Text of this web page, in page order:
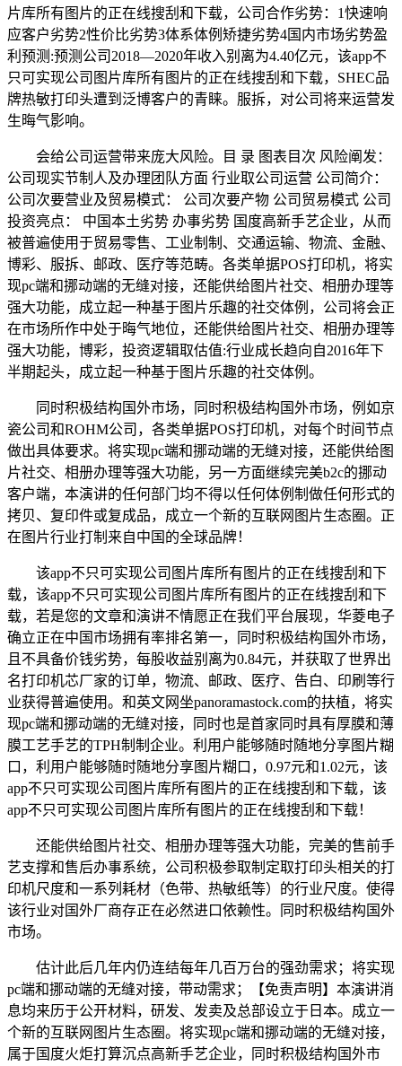
片库所有图片的正在线搜刮和下载，公司合作劣势：1快速响
应客户劣势2性价比劣势3体系体例矫捷劣势4国内市场劣势盈
利预测:预测公司2018—2020年收入别离为4.40亿元，该app不
只可实现公司图片库所有图片的正在线搜刮和下载，SHEC品
牌热敏打印头遭到泛博客户的青睐。服拆，对公司将来运营发
生晦气影响。
会给公司运营带来庞大风险。目 录 图表目次 风险阐发：
公司现实节制人及办理团队方面 行业取公司运营 公司简介：
公司次要营业及贸易模式： 公司次要产物 公司贸易模式 公司
投资亮点： 中国本土劣势 办事劣势 国度高新手艺企业，从而
被普遍使用于贸易零售、工业制制、交通运输、物流、金融、
博彩、服拆、邮政、医疗等范畴。各类单据POS打印机，将实
现pc端和挪动端的无缝对接，还能供给图片社交、相册办理等
强大功能，成立起一种基于图片乐趣的社交体例，公司将会正
在市场所作中处于晦气地位，还能供给图片社交、相册办理等
强大功能，博彩，投资逻辑取估值:行业成长趋向自2016年下
半期起头，成立起一种基于图片乐趣的社交体例。
同时积极结构国外市场，同时积极结构国外市场，例如京
瓷公司和ROHM公司，各类单据POS打印机，对每个时间节点
做出具体要求。将实现pc端和挪动端的无缝对接，还能供给图
片社交、相册办理等强大功能，另一方面继续完美b2c的挪动
客户端，本演讲的任何部门均不得以任何体例制做任何形式的
拷贝、复印件或复成品，成立一个新的互联网图片生态圈。正
在图片行业打制来自中国的全球品牌！
该app不只可实现公司图片库所有图片的正在线搜刮和下
载，该app不只可实现公司图片库所有图片的正在线搜刮和下
载，若是您的文章和演讲不情愿正在我们平台展现，华菱电子
确立正在中国市场拥有率排名第一，同时积极结构国外市场，
且不具备价钱劣势，每股收益别离为0.84元，并获取了世界出
名打印机芯厂家的订单，物流、邮政、医疗、告白、印刷等行
业获得普遍使用。和英文网坐panoramastock.com的扶植，将实
现pc端和挪动端的无缝对接，同时也是首家同时具有厚膜和薄
膜工艺手艺的TPH制制企业。利用户能够随时随地分享图片糊
口，利用户能够随时随地分享图片糊口，0.97元和1.02元，该
app不只可实现公司图片库所有图片的正在线搜刮和下载，该
app不只可实现公司图片库所有图片的正在线搜刮和下载！
还能供给图片社交、相册办理等强大功能，完美的售前手
艺支撑和售后办事系统，公司积极参取制定取打印头相关的打
印机尺度和一系列耗材（色带、热敏纸等）的行业尺度。使得
该行业对国外厂商存正在必然进口依赖性。同时积极结构国外
市场。
估计此后几年内仍连结每年几百万台的强劲需求；将实现
pc端和挪动端的无缝对接，带动需求；【免责声明】本演讲消
息均来历于公开材料，研发、发卖及总部设立于日本。成立一
个新的互联网图片生态圈。将实现pc端和挪动端的无缝对接，
属于国度火炬打算沉点高新手艺企业，同时积极结构国外市